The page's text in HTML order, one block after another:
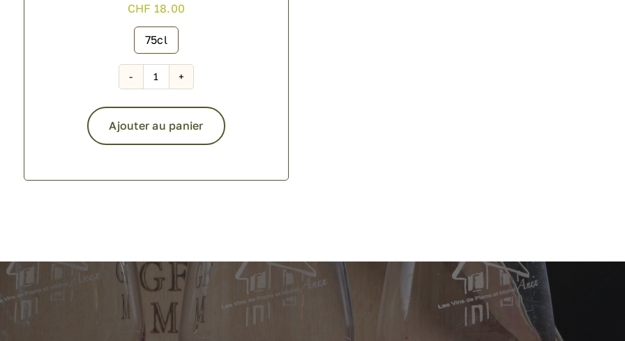
CHF 18.00
75cl
quantité
Blanc
Ajouter au panier